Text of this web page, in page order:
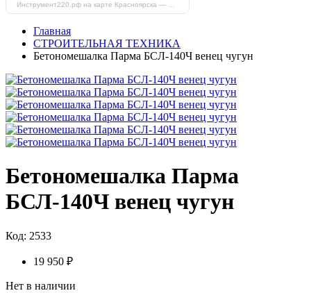
Главная
СТРОИТЕЛЬНАЯ ТЕХНИКА
Бетономешалка Парма БСЛ-140Ч венец чугун
Бетономешалка Парма
БСЛ-140Ч венец чугун
Код: 2533
19 950 ₽
Нет в наличии